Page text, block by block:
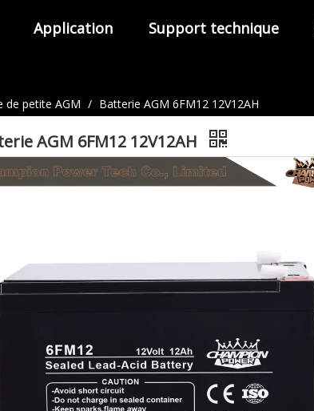
Application Support technique
de petite AGM / Batterie AGM 6FM12 12V12AH
AGM 6FM12 12V12AH